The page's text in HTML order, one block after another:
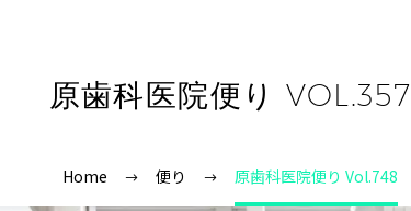
原歯科医院便り VOL.357
Home 便り 原歯科医院便り Vol.748